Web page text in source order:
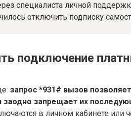
специалиста личной
отключить подписку
подключение
запрос *931# вызов
заодно запрещает их
в личном кабинете или